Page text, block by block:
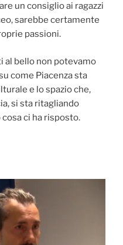
un consiglio ai ragazzi
sarebbe certamente
passioni.
al bello non potevamo
come Piacenza sta
e lo spazio che,
si sta ritagliando
ci ha risposto.